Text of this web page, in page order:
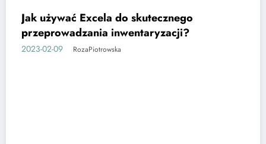
CIEKAWE
Jak używać Excela do skutecznego
przeprowadzania inwentaryzacji?
2023-02-09 RozaPiotrowska